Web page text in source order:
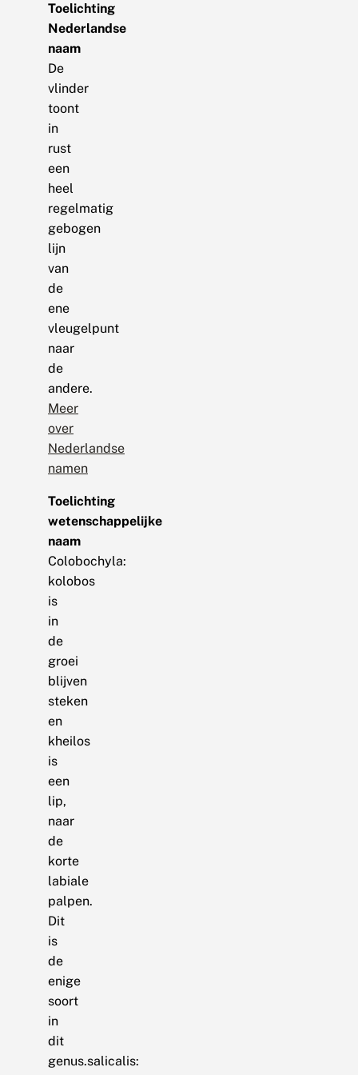
Toelichting
Nederlandse
naam
De
vlinder
toont
in
rust
een
heel
regelmatig
gebogen
lijn
van
de
ene
vleugelpunt
naar
de
andere.
Meer
over
Nederlandse
namen
Toelichting
wetenschappelijke
naam
Colobochyla:
kolobos
is
in
de
groei
blijven
steken
en
kheilos
is
een
lip,
naar
de
korte
labiale
palpen.
Dit
is
de
enige
soort
in
dit
genus.salicalis: